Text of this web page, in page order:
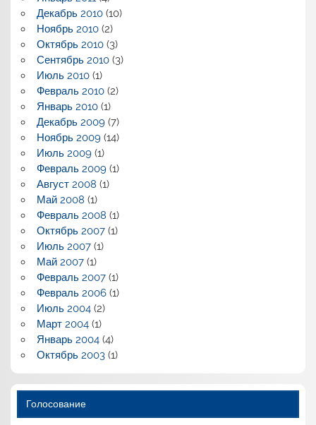
Декабрь 2010(10)
Ноябрь 2010(2)
Октябрь 2010(3)
Сентябрь 2010(3)
Июль 2010(1)
Февраль 2010(2)
Январь 2010(1)
Декабрь 2009(7)
Ноябрь 2009(14)
Июль 2009(1)
Февраль 2009(1)
Август 2008 (1)
Май 2008 (1)
Февраль 2008 (1)
Октябрь 2007(1)
Июль 2007(1)
Май 2007(1)
Февраль 2007(1)
Февраль 2006(1)
Июль 2004(2)
Март 2004(1)
Январь 2004(4)
Октябрь 2003(1)
Голосование